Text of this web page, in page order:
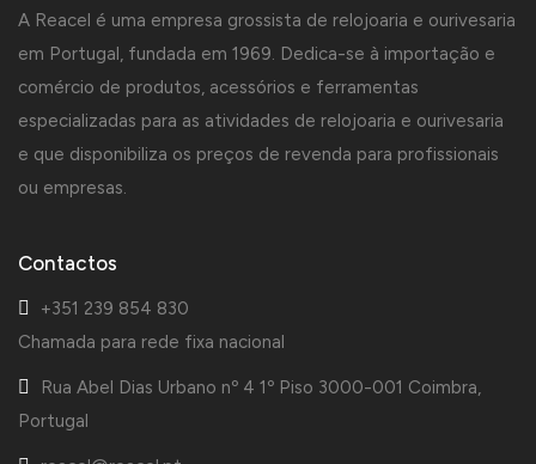
A Reacel é uma empresa grossista de relojoaria e ourivesaria
em Portugal, fundada em 1969. Dedica-se à importação e
comércio de produtos, acessórios e ferramentas
especializadas para as atividades de relojoaria e ourivesaria
e que disponibiliza os preços de revenda para profissionais
ou empresas.
Contactos
+351 239 854 830
Chamada para rede fixa nacional
Rua Abel Dias Urbano nº 4 1º Piso 3000-001 Coimbra,
Portugal